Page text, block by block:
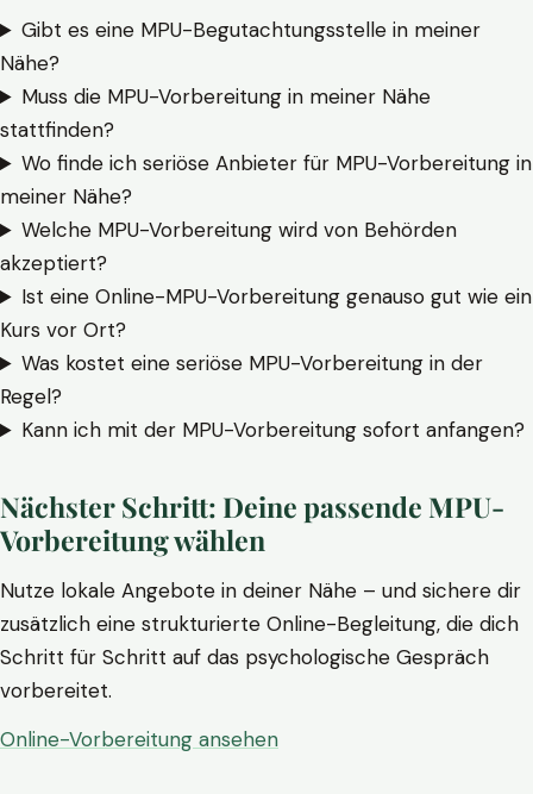
Gibt es eine MPU-Begutachtungsstelle in meiner
Nähe?
Muss die MPU-Vorbereitung in meiner Nähe
stattfinden?
Wo finde ich seriöse Anbieter für MPU-Vorbereitung in
meiner Nähe?
Welche MPU-Vorbereitung wird von Behörden
akzeptiert?
Ist eine Online-MPU-Vorbereitung genauso gut wie ein
Kurs vor Ort?
Was kostet eine seriöse MPU-Vorbereitung in der
Regel?
Kann ich mit der MPU-Vorbereitung sofort anfangen?
Nächster Schritt: Deine passende MPU-
Vorbereitung wählen
Nutze lokale Angebote in deiner Nähe – und sichere dir
zusätzlich eine strukturierte Online-Begleitung, die dich
Schritt für Schritt auf das psychologische Gespräch
vorbereitet.
Online-Vorbereitung ansehen